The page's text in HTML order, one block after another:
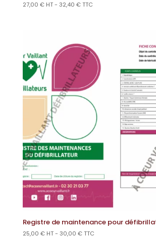
27,00 € HT - 32,40 €TTC
Registre de maintenance pour
25,00 € HT - 30,00 €TTC